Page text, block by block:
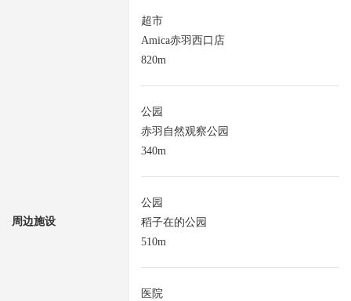
周边施设
超市
Amica赤羽西口店
820m
公园
赤羽自然观察公园
340m
公园
稻子在的公园
510m
医院